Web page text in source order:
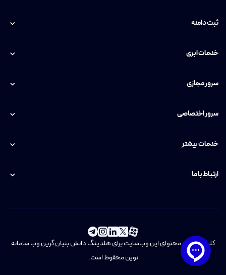
ثبت دامنه
خدمات ابری
سرور مجازی
سرور اختصاصی
خدمات بیشتر
ارتباط با ما
کلیه حقوق و محتوای این وب‌سایت برای هلدینگ دانش بنیان گرین وب سامانه
نوین محفوظ است.